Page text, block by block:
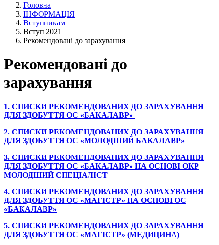
Головна
ІНФОРМАЦІЯ
Вступникам
Вступ 2021
Рекомендовані до зарахування
Рекомендовані до
зарахування
1. СПИСКИ РЕКОМЕНДОВАНИХ ДО ЗАРАХУВАННЯ
ДЛЯ ЗДОБУТТЯ ОС «БАКАЛАВР»
2. СПИСКИ РЕКОМЕНДОВАНИХ ДО ЗАРАХУВАННЯ
ДЛЯ ЗДОБУТТЯ ОС «МОЛОДШИЙ БАКАЛАВР»
3. СПИСКИ РЕКОМЕНДОВАНИХ ДО ЗАРАХУВАННЯ
ДЛЯ ЗДОБУТТЯ ОС «БАКАЛАВР» НА ОСНОВІ ОКР
МОЛОДШИЙ СПЕЦІАЛІСТ
4. СПИСКИ РЕКОМЕНДОВАНИХ ДО ЗАРАХУВАННЯ
ДЛЯ ЗДОБУТТЯ ОС «МАГІСТР» НА ОСНОВІ ОС
«БАКАЛАВР»
5. СПИСКИ РЕКОМЕНДОВАНИХ ДО ЗАРАХУВАННЯ
ДЛЯ ЗДОБУТТЯ ОС «МАГІСТР» (МЕДИЦИНА)